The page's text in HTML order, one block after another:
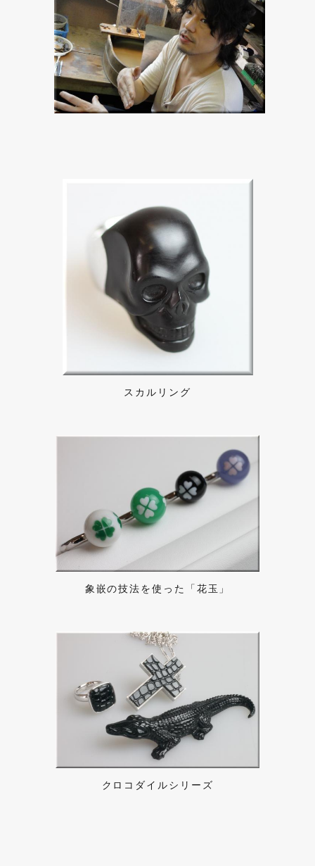
スカルリング
象嵌の技法を使った「花玉」
クロコダイルシリーズ